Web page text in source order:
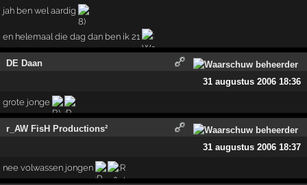
jah ben wel aardig
en helemaal die dag dan ben ik 21
DE Daan
31 augustus 2006 18:36
grote jonge
r_AW FisH Productions²
31 augustus 2006 18:37
nee volwassen jongen